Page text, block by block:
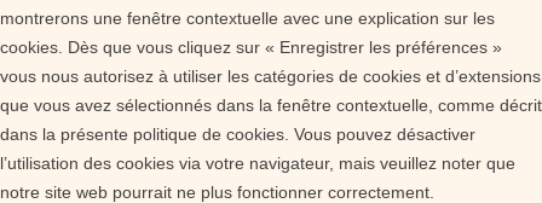
montrerons une fenêtre contextuelle avec une explication sur les
cookies. Dès que vous cliquez sur « Enregistrer les préférences »
vous nous autorisez à utiliser les catégories de cookies et d’extensions
que vous avez sélectionnés dans la fenêtre contextuelle, comme décrit
dans la présente politique de cookies. Vous pouvez désactiver
l’utilisation des cookies via votre navigateur, mais veuillez noter que
notre site web pourrait ne plus fonctionner correctement.